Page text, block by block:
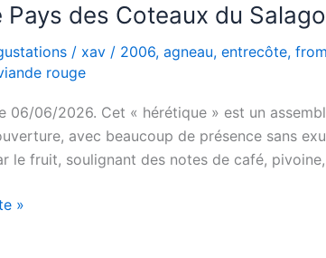
Pays des Coteaux du
/ xav / 2006, agneau, entrecôte,
rouge
06/06/2026. Cet « hérétique » est un
avec beaucoup de présence sans
le fruit, soulignant des notes de café,
»